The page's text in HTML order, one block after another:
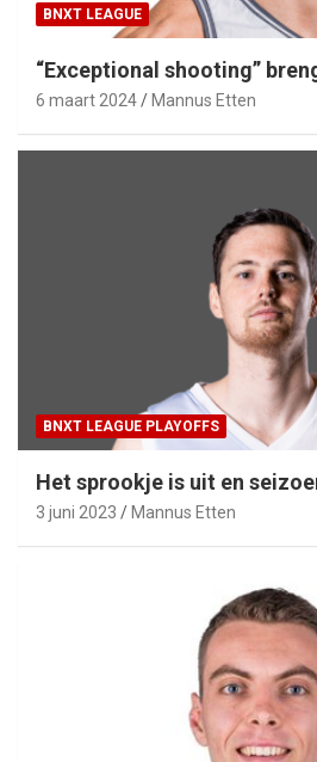
BNXT LEAGUE
“Exceptional shooting”
6 maart 2024 Mannus Etten
BNXT LEAGUE PLAYOFFS
Het sprookje is uit en
3 juni 2023 Mannus Etten